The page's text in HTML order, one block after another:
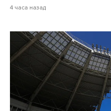
4 часа назад